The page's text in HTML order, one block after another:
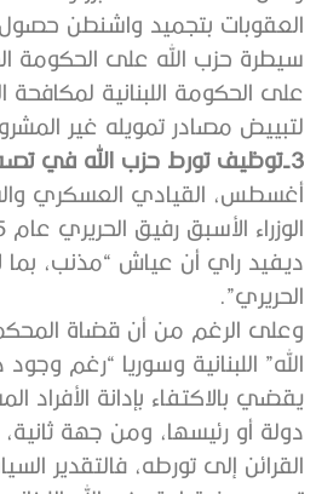
العقوبات بتجميد واشنطن
سيطرة حزب الله على الحكومة
على الحكومة اللبنانية
لتبييض مصادر تمويله غير
3-توظيف تورط حزب الله في تصفية رفيق الحريري:
أغسطس، القيادي العسكري
ديفيد راي أن عياش “مذنب، بما
الحريري”.
وعلى الرغم من أن قضاة
الله” اللبنانية وسوريا “رغم
يقضي بالاكتفاء بإدانة الأفراد
دولة أو رئيسها، ومن جهة
القرائن إلى تورطه، فالتقدير